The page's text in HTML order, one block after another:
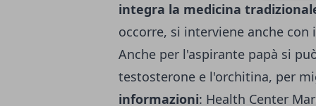
integra la medicina
occorre, si interviene anche
Anche per l'aspirante papà si
testosterone e l'orchitina, per
informazioni: Health Center